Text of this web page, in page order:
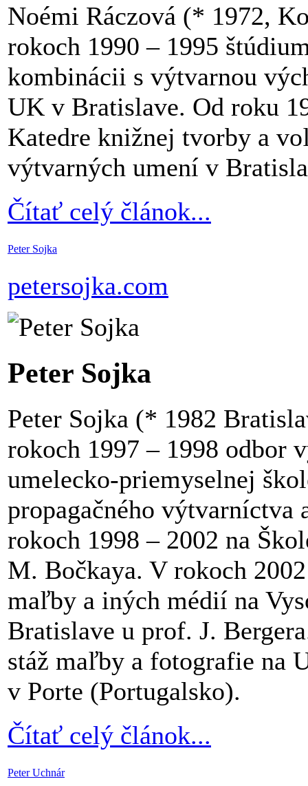
Noémi Ráczová (* 1972,
rokoch 1990 – 1995
kombinácii s výtvarnou
UK v Bratislave. Od roku
Katedre knižnej tvorby a
výtvarných umení v
Čítať celý článok...
Peter Sojka
petersojka.com
Peter Sojka
Peter Sojka (* 1982
rokoch 1997 – 1998 odbor
umelecko-priemyselnej
propagačného
rokoch 1998 – 2002 na
M. Bočkaya. V rokoch
maľby a iných médií na
Bratislave u prof. J.
stáž maľby a fotografie na
v Porte (Portugalsko).
Čítať celý článok...
Peter Uchnár